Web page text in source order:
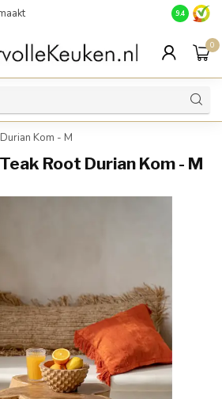
Gratis
9.4
0
Kom - M
Root Durian Kom - M